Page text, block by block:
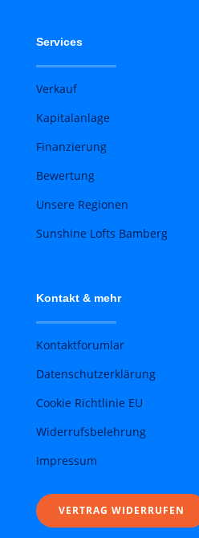
Services
Verkauf
Kapitalanlage
Finanzierung
Bewertung
Unsere Regionen
Sunshine Lofts Bamberg
Kontakt & mehr
Kontaktforumlar
Datenschutzerklärung
Cookie Richtlinie EU
Widerrufsbelehrung
Impressum
VERTRAG WIDERRUFEN